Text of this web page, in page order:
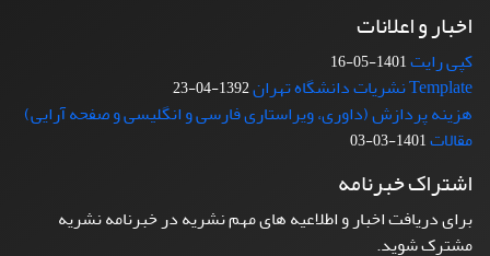
اخبار و اعلانات
کپی رایت1401-05-16
Template نشریات دانشگاه تهران 1392-04-23
هزینه پردازش (داوری، ویراستاری فارسی و انگلیسی و صفحه آرایی)
مقالات1401-03-03
اشتراک خبرنامه
برای دریافت اخبار و اطلاعیه های مهم نشریه در خبرنامه نشریه
مشترک شوید.